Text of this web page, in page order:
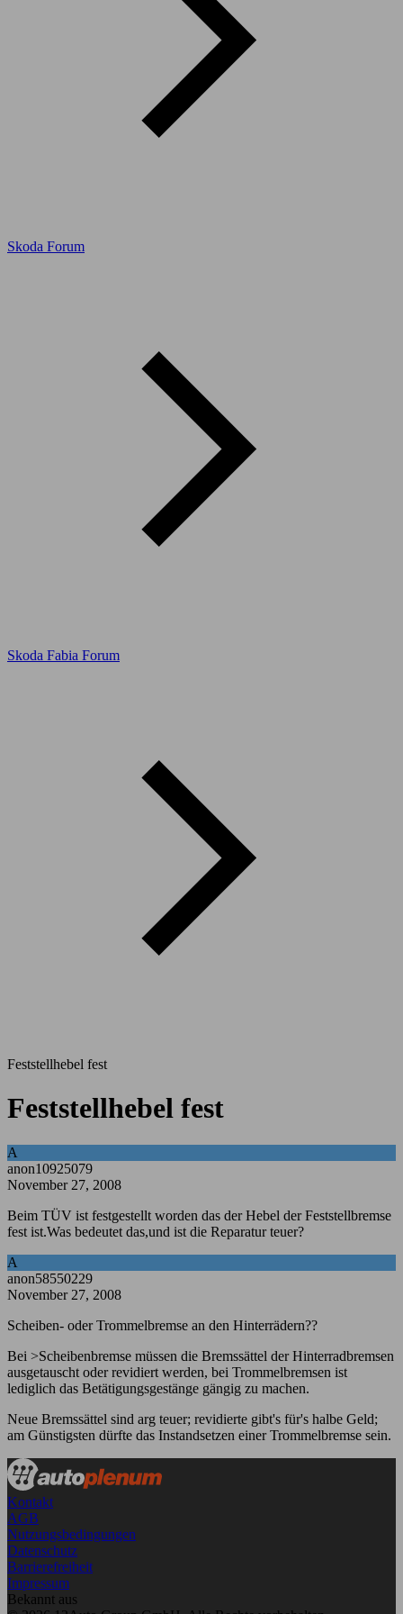
Skoda Forum
Skoda Fabia Forum
Feststellhebel fest
Feststellhebel fest
A
anon10925079
November 27, 2008
Beim TÜV ist festgestellt worden das der Hebel der Feststellbremse
fest ist.Was bedeutet das,und ist die Reparatur teuer?
A
anon58550229
November 27, 2008
Scheiben- oder Trommelbremse an den Hinterrädern??
Bei >Scheibenbremse müssen die Bremssättel der Hinterradbremsen
ausgetauscht oder revidiert werden, bei Trommelbremsen ist
lediglich das Betätigungsgestänge gängig zu machen.
Neue Bremssättel sind arg teuer; revidierte gibt's für's halbe Geld;
am Günstigsten dürfte das Instandsetzen einer Trommelbremse sein.
Kontakt
AGB
Nutzungsbedingungen
Datenschutz
Barrierefreiheit
Impressum
Bekannt aus